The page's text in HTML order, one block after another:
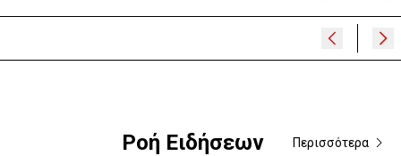
Ροή Ειδήσεων Περισσότερα